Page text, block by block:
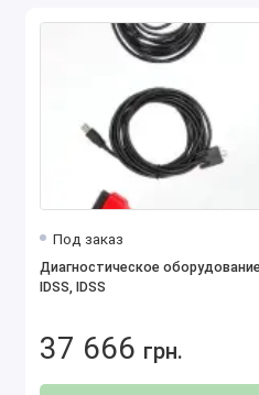
Под заказ
Диагностическое оборудование
IDSS, IDSS
37 666 грн.